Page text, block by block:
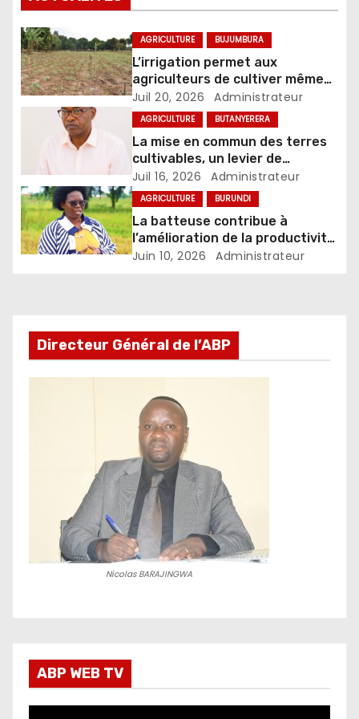
AGRICULTURE BUJUMBURA
L’irrigation permet aux
agriculteurs de cultiver même
pendant la saison sèche
Juil 20, 2026 Administrateur
AGRICULTURE BUTANYERERA
La mise en commun des terres
cultivables, un levier de
modernisation du secteur
agricole
Juil 16, 2026 Administrateur
AGRICULTURE BURUNDI
La batteuse contribue à
l’amélioration de la productivité
et à la réduction des pertes
Juin 10, 2026 Administrateur
Directeur Général de l’ABP
Nicolas BARAJINGWA
ABP WEB TV